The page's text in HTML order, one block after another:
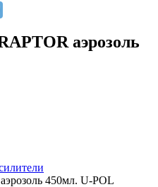
аэрозоль
450мл. U-POL